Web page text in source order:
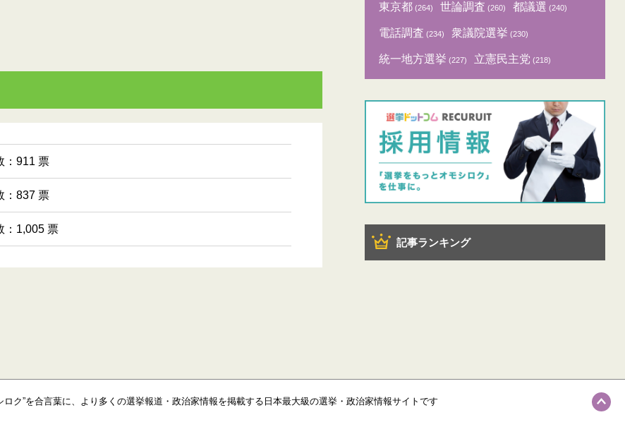
：911 票
：837 票
：1,005 票
東京都 (264) 世論調査 (260) 都議選 (240)
電話調査 (234) 衆議院選挙 (230)
統一地方選挙 (227) 立憲民主党 (218)
記事ランキング
ロク”を合言葉に、より多くの選挙報道・政治家情報を掲載する日本最大級の選挙・政治家情報サイトです